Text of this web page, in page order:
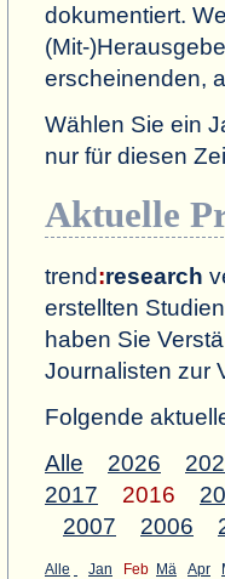
dokumentiert.
(Mit-
erscheinenden,
Wählen Sie ein
nur für diesen
Aktuelle
trend:research
erstellten
haben Sie
Journalisten zur
Folgende
Alle
2026
2017
2016
2007
2006
Alle Jan Feb Mä Apr